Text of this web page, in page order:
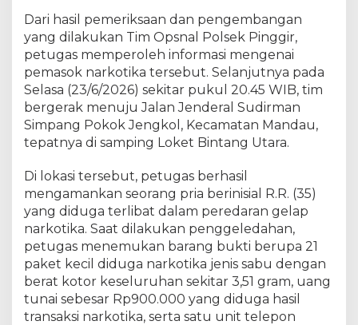
i
S
i
m
p
a
n
P
k
o
k
J
e
n
g
k
o
Dari hasil pemeriksaan dan pengembangan
yang dilakukan Tim Opsnal Polsek Pinggir,
petugas memperoleh informasi mengenai
pemasok narkotika tersebut. Selanjutnya pada
Selasa (23/6/2026) sekitar pukul 20.45 WIB, tim
bergerak menuju Jalan Jenderal Sudirman
Simpang Pokok Jengkol, Kecamatan Mandau,
tepatnya di samping Loket Bintang Utara.
Di lokasi tersebut, petugas berhasil
mengamankan seorang pria berinisial R.R. (35)
yang diduga terlibat dalam peredaran gelap
narkotika. Saat dilakukan penggeledahan,
petugas menemukan barang bukti berupa 21
paket kecil diduga narkotika jenis sabu dengan
berat kotor keseluruhan sekitar 3,51 gram, uang
tunai sebesar Rp900.000 yang diduga hasil
transaksi narkotika, serta satu unit telepon